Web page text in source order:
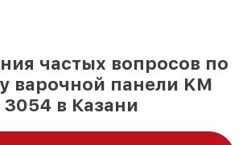
частых вопросов по
варочной панели KM
3054 в Казани